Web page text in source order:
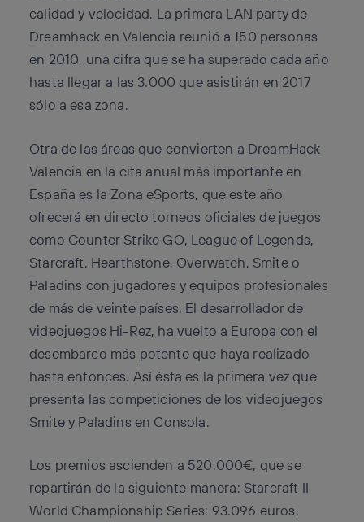
calidad y velocidad. La primera LAN party de
Dreamhack en Valencia reunió a 150 personas
en 2010, una cifra que se ha superado cada año
hasta llegar a las 3.000 que asistirán en 2017
sólo a esa zona.
Otra de las áreas que convierten a DreamHack
Valencia en la cita anual más importante en
España es la Zona eSports, que este año
ofrecerá en directo torneos oficiales de juegos
como Counter Strike GO, League of Legends,
Starcraft, Hearthstone, Overwatch, Smite o
Paladins con jugadores y equipos profesionales
de más de veinte países. El desarrollador de
videojuegos Hi-Rez, ha vuelto a Europa con el
desembarco más potente que haya realizado
hasta entonces. Así ésta es la primera vez que
presenta las competiciones de los videojuegos
Smite y Paladins en Consola.
Los premios ascienden a 520.000€, que se
repartirán de la siguiente manera: Starcraft II
World Championship Series: 93.096 euros,